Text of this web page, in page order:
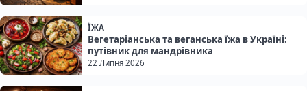
ЇЖА
Вегетаріанська та веганська їжа в Україні:
путівник для мандрівника
22 Липня 2026